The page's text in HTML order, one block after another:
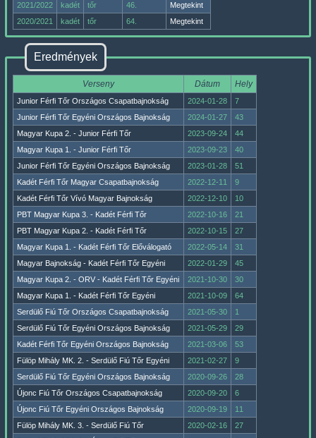
2021/2022
kadét tőr 46.
Megtekint
2020/2021
kadét tőr 64. Megtekint
Eredmények
Verseny Dátum Hely
Junior Férfi Tőr Országos Csapatbajnokság 2024-01-28
7
Junior Férfi Tőr Egyéni Országos Bajnokság
2024-01-27
43
Magyar Kupa 2. - Junior Férfi Tőr
2023-09-24
44
Magyar Kupa 1. - Junior Férfi Tőr
2023-09-23
40
Junior Férfi Tőr Egyéni Országos Bajnokság
2023-01-28
51
Kadét Férfi Tőr Magyar Csapatbajnokság
2022-12-11
9
Kadét Férfi Tőr Vívó Magyar Bajnokság
2022-12-10
10
PBT Magyar Kupa 3. - Kadét Férfi Tőr
2022-10-16
21
PBT Magyar Kupa 2. - Kadét Férfi Tőr
2022-10-15
27
Magyar Kupa 1. - Kadét Férfi Tőr Előválogató
2022-05-14
31
Magyar Bajnokság - Kadét Férfi Tőr Egyéni
2022-01-29
45
Magyar Kupa 2. - ORV - Kadét Férfi Tőr Egyéni
2021-10-30
30
Magyar Kupa 1. - Kadét Férfi Tőr Egyéni
2021-10-09
64
Serdülő Fiú Tőr Országos Csapatbajnokság
2021-05-30
1
Serdülő Fiú Tőr Egyéni Országos Bajnokság
2021-05-29
29
Kadét Férfi Tőr Egyéni Országos Bajnokság
2021-03-06
53
Fülöp Mihály MK. 2. - Serdülő Fiú Tőr Egyéni
2021-02-27
9
Serdülő Fiú Tőr Egyéni Országos Bajnokság
2020-09-26
28
Újonc Fiú Tőr Országos Csapatbajnokság
2020-09-20
6
Újonc Fiú Tőr Egyéni Országos Bajnokság
2020-09-19
11
Fülöp Mihály MK. 3. - Serdülő Fiú Tőr
2020-02-16
27